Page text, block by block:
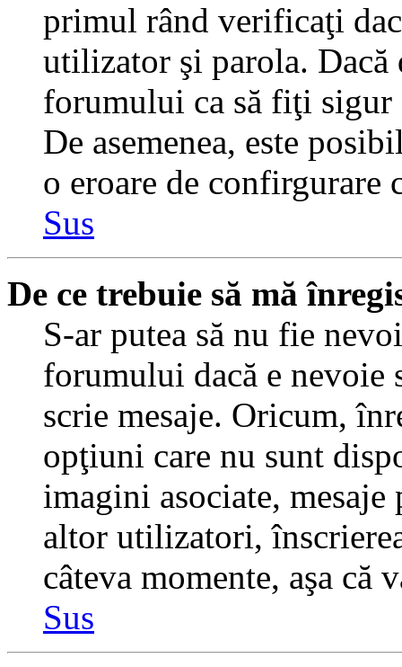
primul rând verificaţi
utilizator şi parola. Dacă
forumului ca să fiţi
De asemenea, este
o eroare de confirgurare
Sus
De ce trebuie să mă
S-ar putea să nu fie
forumului dacă e nevoie
scrie mesaje. Oricum,
opţiuni care nu sunt
imagini asociate,
altor utilizatori,
câteva momente, aşa că
Sus